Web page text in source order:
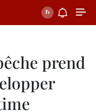
prend